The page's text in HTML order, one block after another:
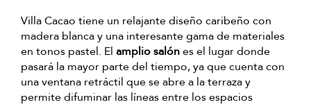
Villa Cacao tiene un relajante diseño caribeño con
madera blanca y una interesante gama de materiales
en tonos pastel. El amplio salónes el lugar donde
pasará la mayor parte del tiempo, ya que cuenta con
una ventana retráctil que se abre a la terraza y
permite difuminar las líneas entre los espacios